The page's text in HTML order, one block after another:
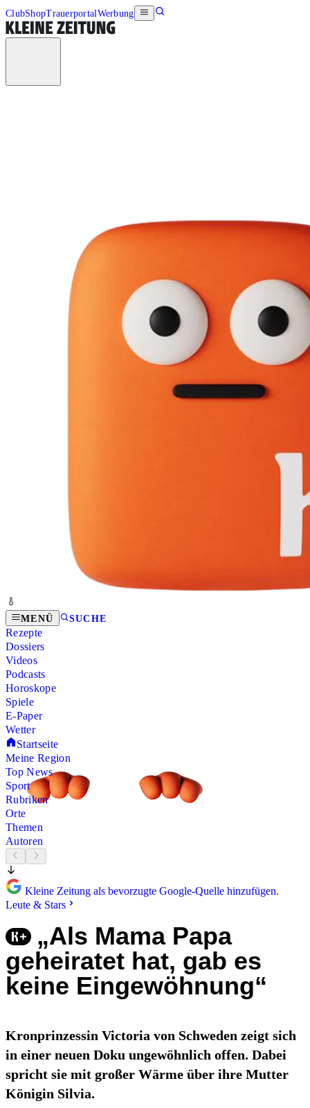
ClubShopTrauerportalWerbung
MENÜ SUCHE
Rezepte
Dossiers
Videos
Podcasts
Horoskope
Spiele
E-Paper
Wetter
Startseite
Meine Region
Top News
Sport
Rubriken
Orte
Themen
Autoren
Kleine Zeitung als bevorzugte Google-Quelle hinzufügen.
Leute & Stars
„Als Mama Papa
geheiratet hat, gab es
keine Eingewöhnung“
Kronprinzessin Victoria von Schweden zeigt sich
in einer neuen Doku ungewöhnlich offen. Dabei
spricht sie mit großer Wärme über ihre Mutter
Königin Silvia.